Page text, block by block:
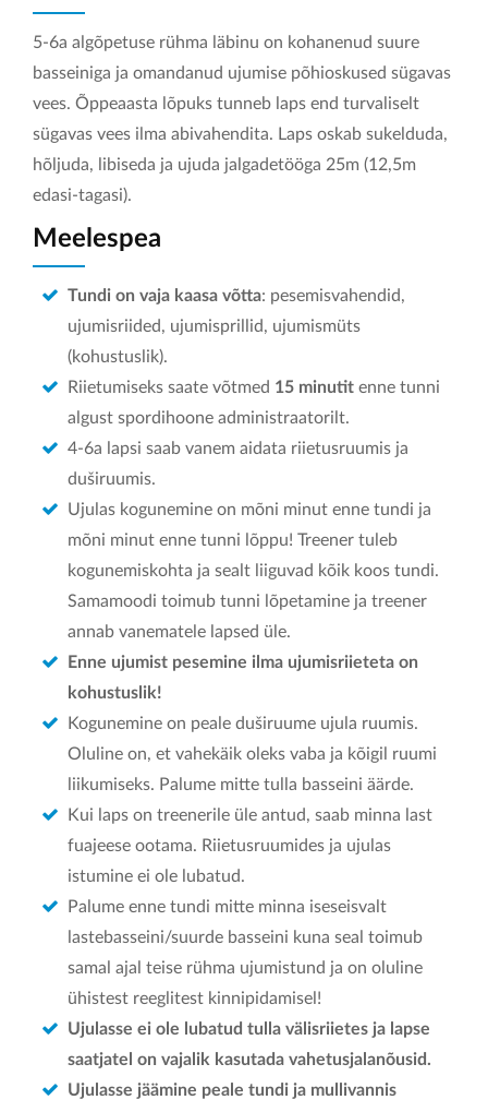
5-6a algõpetuse rühma läbinu on kohanenud suure
basseiniga ja omandanud ujumise põhioskused sügavas
vees. Õppeaasta lõpuks tunneb laps end turvaliselt
sügavas vees ilma abivahendita. Laps oskab sukelduda,
hõljuda, libiseda ja ujuda jalgadetööga 25m (12,5m
edasi-tagasi).
Meelespea
Tundi on vaja kaasa võtta: pesemisvahendid,
ujumisriided, ujumisprillid, ujumismüts
(kohustuslik).
Riietumiseks saate võtmed 15 minutit enne tunni
algust spordihoone administraatorilt.
4-6a lapsi saab vanem aidata riietusruumis ja
duširuumis.
Ujulas kogunemine on mõni minut enne tundi ja
mõni minut enne tunni lõppu! Treener tuleb
kogunemiskohta ja sealt liiguvad kõik koos tundi.
Samamoodi toimub tunni lõpetamine ja treener
annab vanematele lapsed üle.
Enne ujumist pesemine ilma ujumisriieteta on
kohustuslik!
Kogunemine on peale duširuume ujula ruumis.
Oluline on, et vahekäik oleks vaba ja kõigil ruumi
liikumiseks. Palume mitte tulla basseini äärde.
Kui laps on treenerile üle antud, saab minna last
fuajeese ootama. Riietusruumides ja ujulas
istumine ei ole lubatud.
Palume enne tundi mitte minna iseseisvalt
lastebasseini/suurde basseini kuna seal toimub
samal ajal teise rühma ujumistund ja on oluline
ühistest reeglitest kinnipidamisel!
Ujulasse ei ole lubatud tulla välisriietes ja lapse
saatjatel on vajalik kasutada vahetusjalanõusid.
Ujulasse jäämine peale tundi ja mullivannis